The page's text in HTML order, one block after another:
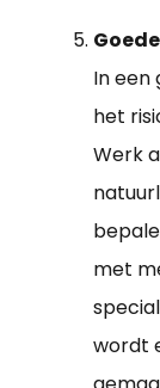
In een
het
Werk
met
wordt